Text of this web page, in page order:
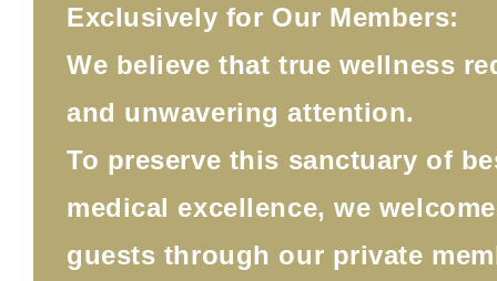
Exclusively for Our Members:
We believe that true wellness
and unwavering attention.
To preserve this sanctuary of
medical excellence, we
guests through our private